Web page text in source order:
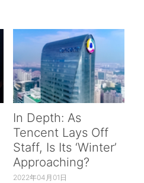
In Depth: As
Tencent Lays Off
Staff, Is Its ‘Winter’
Approaching?
2022年04月01日